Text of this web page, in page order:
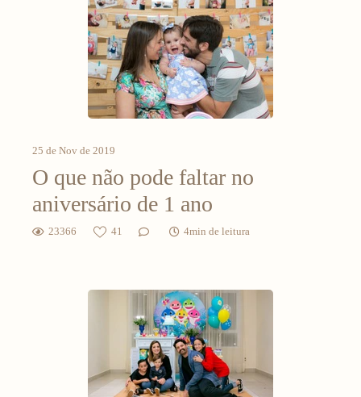
25 de Nov de 2019
O que não pode faltar no
aniversário de 1 ano
23366 41 4min de leitura